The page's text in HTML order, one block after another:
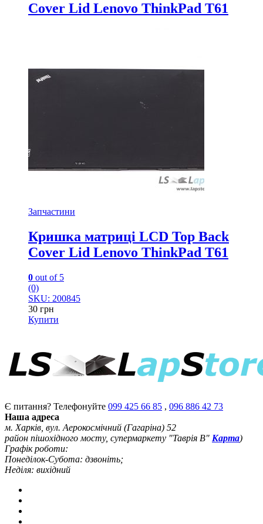
Cover Lid Lenovo ThinkPad T61
Запчастини
Кришка матриці LCD Top Back
Cover Lid Lenovo ThinkPad T61
0 out of 5
(0)
SKU: 200845
30 грн
Купити
Є питання? Телефонуйте 099 425 66 85 , 096 886 42 73
Наша адреса
м. Харків, вул. Аерокосмічний (Гагаріна) 52
район пішохідного мосту, супермаркету "Таврія В" Карта)
Графік роботи:
Понеділок-Субота: дзвоніть;
Неділя: вихідний